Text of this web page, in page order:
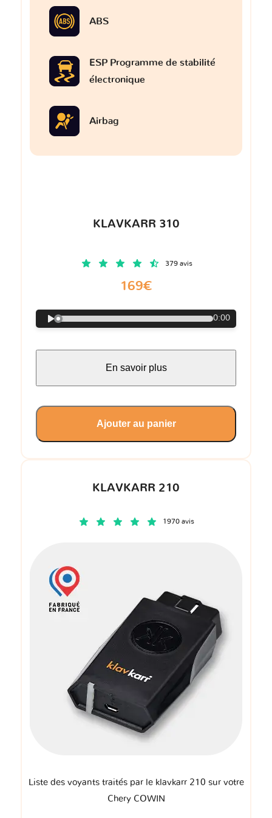
KLAVKARR 210
1970 avis
Liste des voyants traités par le klavkarr 210 sur votre
Chery COWIN
ABS
ESP Programme de stabilité
électronique
Airbag
KLAVKARR 310
379 avis
169€
0:00
En savoir plus
Ajouter au panier